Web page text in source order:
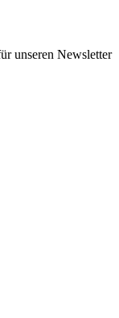
unseren Newsletter